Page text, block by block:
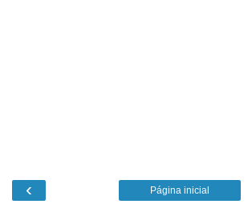
‹ Página inicial